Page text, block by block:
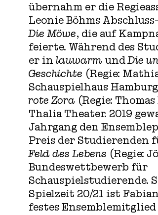
übernahm er die
Leonie Böhms
Die Möwe, die auf
feierte. Während des
er in lauwarm undDie
Geschichte (Regie:
Schauspielhaus
rote Zora (Regie:
Thalia Theater. 2019
Jahrgang den
Preis der Studierenden
Feld des Lebens (Regie:
Bundeswettbewerb für
Schauspielstudierende.
Spielzeit 20/21 ist
festes Ensemblemitglied